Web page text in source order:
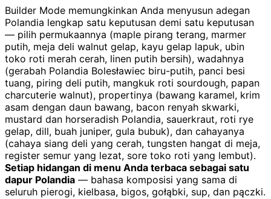
Builder Mode memungkinkan Anda menyusun adegan
Polandia lengkap satu keputusan demi satu keputusan
— pilih permukaannya (maple pirang terang, marmer
putih, meja deli walnut gelap, kayu gelap lapuk, ubin
toko roti merah cerah, linen putih bersih), wadahnya
(gerabah Polandia Bolesławiec biru-putih, panci besi
tuang, piring deli putih, mangkuk roti sourdough, papan
charcuterie walnut), propertinya (bawang karamel, krim
asam dengan daun bawang, bacon renyah skwarki,
mustard dan horseradish Polandia, sauerkraut, roti rye
gelap, dill, buah juniper, gula bubuk), dan cahayanya
(cahaya siang deli yang cerah, tungsten hangat di meja,
register semur yang lezat, sore toko roti yang lembut).
Setiap hidangan di menu Anda terbaca sebagai satu
dapur Polandia — bahasa komposisi yang sama di
seluruh pierogi, kielbasa, bigos, gołąbki, sup, dan pączki.